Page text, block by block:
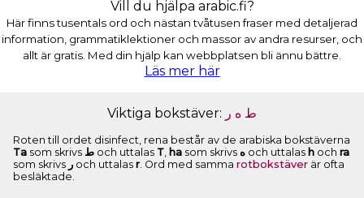
Vill du hjälpa arabic.fi?
Här finns tusentals ord och nästan tvåtusen fraser med detaljerad
information, grammatiklektioner och massor av andra resurser, och
allt är gratis. Med din hjälp kan webbplatsen bli ännu bättre.
Läs mer här
Viktiga bokstäver: ﻁ ﻩ ﺭ
Roten till ordet disinfect, rena består av de arabiska bokstäverna
Ta som skrivs ﻁ och uttalas T, ha som skrivs ﻩ och uttalas h och ra
som skrivs ﺭ och uttalas r. Ord med samma rotbokstäver är ofta
besläktade.